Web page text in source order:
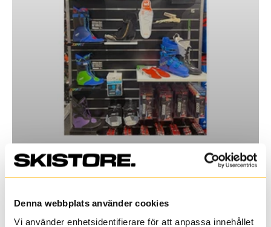
Denna webbplats använder cookies
Vi använder enhetsidentifierare för att anpassa innehållet
Zipfit innerskor